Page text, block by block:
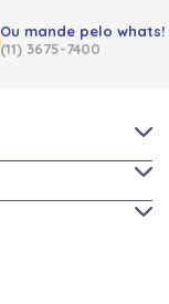
Ou mande pelo whats!
(11) 3675-7400